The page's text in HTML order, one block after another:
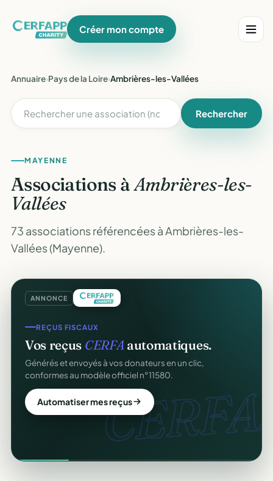
Créer mon compte
Annuaire›Pays de la Loire›Ambrières-les-Vallées
Rechercher
MAYENNE
Associations àAmbrières-les-
Vallées
73 associations référencées à Ambrières-les-
Vallées (Mayenne).
ANNONCE
CERFA.
REÇUS FISCAUX
Vos reçus CERFAautomatiques.
Générés et envoyés à vos donateurs en un clic,
conformes au modèle officiel n°11580.
Automatiser mes reçus